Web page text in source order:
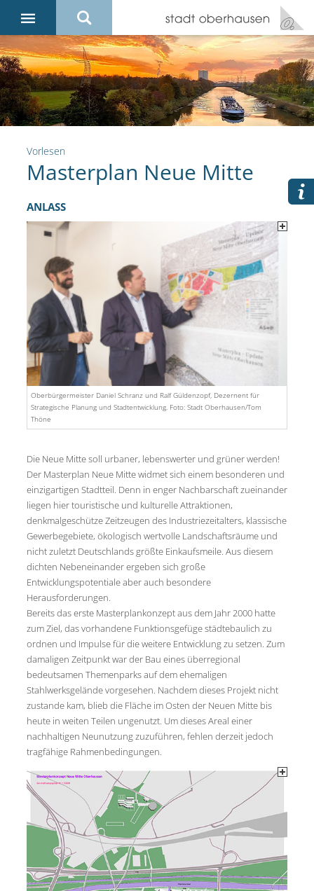
Vorlesen
Masterplan Neue Mitte
ANLASS
Oberbürgermeister Daniel Schranz und Ralf Güldenzopf, Dezernent für
Strategische Planung und Stadtentwicklung. Foto: Stadt Oberhausen/Tom
Thöne
Die Neue Mitte soll urbaner, lebenswerter und grüner werden!
Der Masterplan Neue Mitte widmet sich einem besonderen und
einzigartigen Stadtteil. Denn in enger Nachbarschaft zueinander
liegen hier touristische und kulturelle Attraktionen,
denkmalgeschütze Zeitzeugen des Industriezeitalters, klassische
Gewerbegebiete, ökologisch wertvolle Landschaftsräume und
nicht zuletzt Deutschlands größte Einkaufsmeile. Aus diesem
dichten Nebeneinander ergeben sich große
Entwicklungspotentiale aber auch besondere
Herausforderungen.
Bereits das erste Masterplankonzept aus dem Jahr 2000 hatte
zum Ziel, das vorhandene Funktionsgefüge städtebaulich zu
ordnen und Impulse für die weitere Entwicklung zu setzen. Zum
damaligen Zeitpunkt war der Bau eines überregional
bedeutsamen Themenparks auf dem ehemaligen
Stahlwerksgelände vorgesehen. Nachdem dieses Projekt nicht
zustande kam, blieb die Fläche im Osten der Neuen Mitte bis
heute in weiten Teilen ungenutzt. Um dieses Areal einer
nachhaltigen Neunutzung zuzuführen, fehlen derzeit jedoch
tragfähige Rahmenbedingungen.